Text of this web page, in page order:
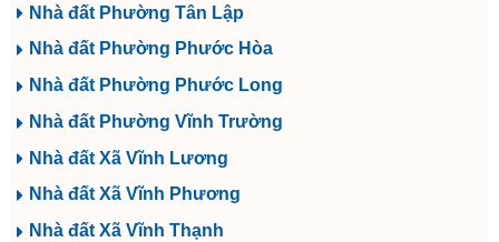
Nhà đất Phường Tân Lập
Nhà đất Phường Phước Hòa
Nhà đất Phường Phước Long
Nhà đất Phường Vĩnh Trường
Nhà đất Xã Vĩnh Lương
Nhà đất Xã Vĩnh Phương
Nhà đất Xã Vĩnh Thạnh